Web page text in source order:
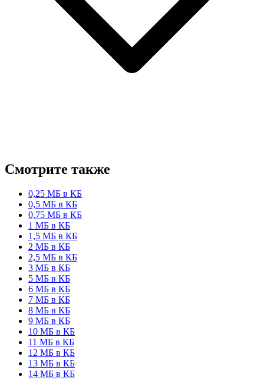
Смотрите также
0,25 МБ в КБ
0,5 МБ в КБ
0,75 МБ в КБ
1 МБ в КБ
1,5 МБ в КБ
2 МБ в КБ
2,5 МБ в КБ
3 МБ в КБ
5 МБ в КБ
6 МБ в КБ
7 МБ в КБ
8 МБ в КБ
9 МБ в КБ
10 МБ в КБ
11 МБ в КБ
12 МБ в КБ
13 МБ в КБ
14 МБ в КБ